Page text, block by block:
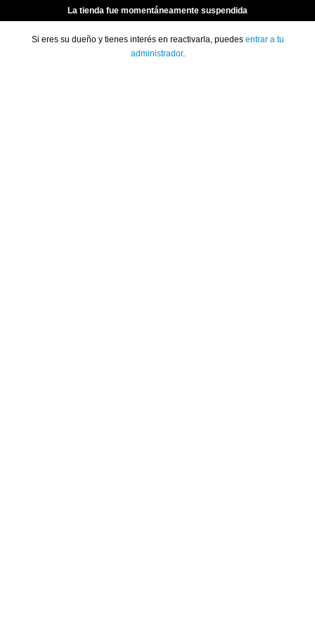
La tienda fue momentáneamente suspendida
Si eres su dueño y tienes interés en reactivarla, puedes entrar a tu
administrador.